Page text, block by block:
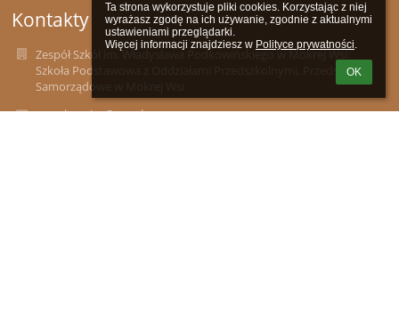
Ta strona wykorzystuje pliki cookies. Korzystając z niej
wyrażasz zgodę na ich używanie, zgodnie z aktualnymi
ustawieniami przeglądarki.
Więcej informacji znajdziesz w Polityce prywatności.
OK
Kontakty
Zespół Szkół im. Władysława Podkowińskiego w Mokrej Wsi:
Szkoła Podstawowa z Oddziałami Przedszkolnymi, Przedszkole
Samorządowe w Mokrej Wsi
zsmokrawies@wp.pl